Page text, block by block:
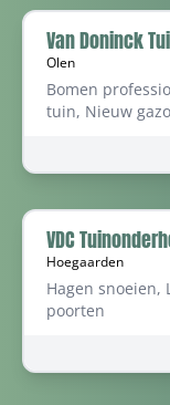
Van Doninck
Olen
Bomen
tuin, Nieuw
VDC
Hoegaarden
Hagen snoeien,
poorten